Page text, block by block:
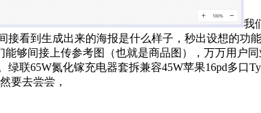
我
看到生成出来的海报是什么样子，秒出设想的功
够间接上传参考图（也就是商品图），万万用户
65W氮化镓充电器套拆兼容45W苹果16pd多口
要去尝尝，